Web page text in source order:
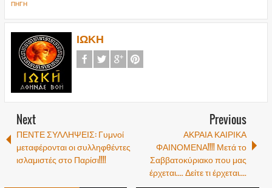
ΠΗΓΗ
ΙΩΚΗ
Next
ΠΕΝΤΕ ΣΥΛΛΗΨΕΙΣ: Γυμνοί
μεταφέρονται οι συλληφθέντες
ισλαμιστές στο Παρίσι!!!!
Previous
ΑΚΡΑΙΑ ΚΑΙΡΙΚΑ
ΦΑΙΝΟΜΕΝΑ!!!! Μετά το
Σαββατοκύριακο που μας
έρχεται.... Δείτε τι έρχεται....